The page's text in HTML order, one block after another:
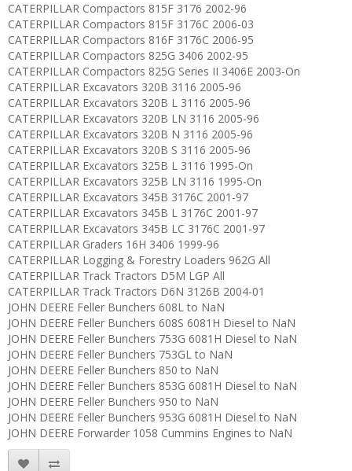
CATERPILLAR Compactors 815F 3176 2002-96
CATERPILLAR Compactors 815F 3176C 2006-03
CATERPILLAR Compactors 816F 3176C 2006-95
CATERPILLAR Compactors 825G 3406 2002-95
CATERPILLAR Compactors 825G Series II 3406E 2003-On
CATERPILLAR Excavators 320B 3116 2005-96
CATERPILLAR Excavators 320B L 3116 2005-96
CATERPILLAR Excavators 320B LN 3116 2005-96
CATERPILLAR Excavators 320B N 3116 2005-96
CATERPILLAR Excavators 320B S 3116 2005-96
CATERPILLAR Excavators 325B L 3116 1995-On
CATERPILLAR Excavators 325B LN 3116 1995-On
CATERPILLAR Excavators 345B 3176C 2001-97
CATERPILLAR Excavators 345B L 3176C 2001-97
CATERPILLAR Excavators 345B LC 3176C 2001-97
CATERPILLAR Graders 16H 3406 1999-96
CATERPILLAR Logging & Forestry Loaders 962G All
CATERPILLAR Track Tractors D5M LGP All
CATERPILLAR Track Tractors D6N 3126B 2004-01
JOHN DEERE Feller Bunchers 608L to NaN
JOHN DEERE Feller Bunchers 608S 6081H Diesel to NaN
JOHN DEERE Feller Bunchers 753G 6081H Diesel to NaN
JOHN DEERE Feller Bunchers 753GL to NaN
JOHN DEERE Feller Bunchers 850 to NaN
JOHN DEERE Feller Bunchers 853G 6081H Diesel to NaN
JOHN DEERE Feller Bunchers 950 to NaN
JOHN DEERE Feller Bunchers 953G 6081H Diesel to NaN
JOHN DEERE Forwarder 1058 Cummins Engines to NaN